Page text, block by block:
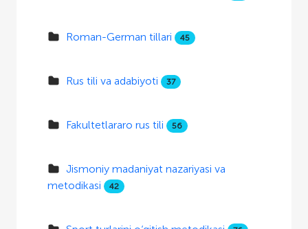
Roman-German tillari 45
Rus tili va adabiyoti 37
Fakultetlararo rus tili 56
Jismoniy madaniyat nazariyasi va
metodikasi
42